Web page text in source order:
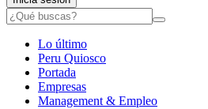
Lo último
Peru Quiosco
Portada
Empresas
Management & Empleo